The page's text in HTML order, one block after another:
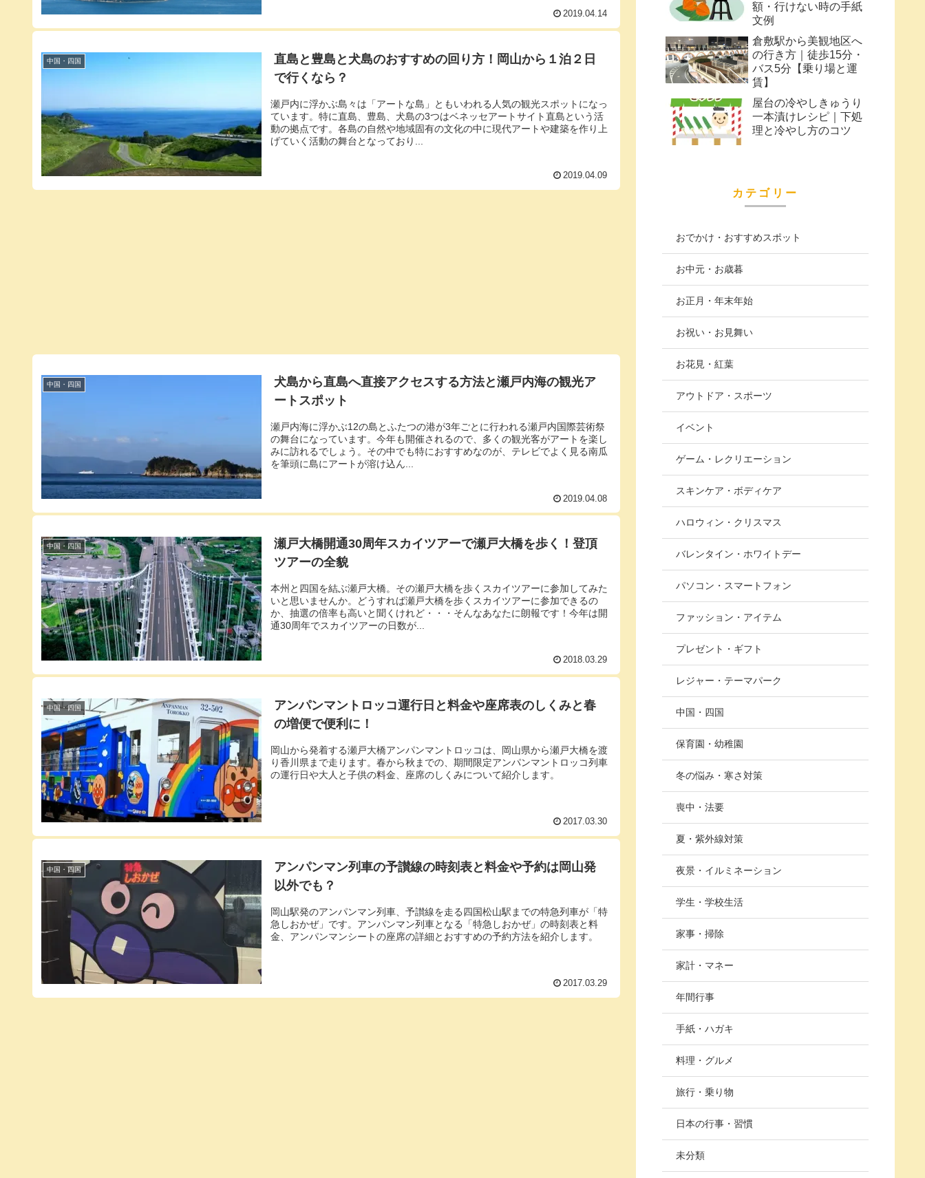
2019.04.14
中国・四国
直島と豊島と犬島のおすすめの回り方！岡山から１泊２日
で行くなら？
瀬戸内に浮かぶ島々は「アートな島」ともいわれる人気の観光スポットになっ
ています。特に直島、豊島、犬島の3つはベネッセアートサイト直島という活
動の拠点です。各島の自然や地域固有の文化の中に現代アートや建築を作り上
げていく活動の舞台となっており...
2019.04.09
中国・四国
犬島から直島へ直接アクセスする方法と瀬戸内海の観光ア
ートスポット
瀬戸内海に浮かぶ12の島とふたつの港が3年ごとに行われる瀬戸内国際芸術祭
の舞台になっています。今年も開催されるので、多くの観光客がアートを楽し
みに訪れるでしょう。その中でも特におすすめなのが、テレビでよく見る南瓜
を筆頭に島にアートが溶け込ん...
2019.04.08
中国・四国
瀬戸大橋開通30周年スカイツアーで瀬戸大橋を歩く！登頂
ツアーの全貌
本州と四国を結ぶ瀬戸大橋。その瀬戸大橋を歩くスカイツアーに参加してみた
いと思いませんか。どうすれば瀬戸大橋を歩くスカイツアーに参加できるの
か、抽選の倍率も高いと聞くけれど・・・そんなあなたに朗報です！今年は開
通30周年でスカイツアーの日数が...
2018.03.29
中国・四国
アンパンマントロッコ運行日と料金や座席表のしくみと春
の増便で便利に！
岡山から発着する瀬戸大橋アンパンマントロッコは、岡山県から瀬戸大橋を渡
り香川県まで走ります。春から秋までの、期間限定アンパンマントロッコ列車
の運行日や大人と子供の料金、座席のしくみについて紹介します。
2017.03.30
中国・四国
アンパンマン列車の予讃線の時刻表と料金や予約は岡山発
以外でも？
岡山駅発のアンパンマン列車、予讃線を走る四国松山駅までの特急列車が「特
急しおかぜ」です。アンパンマン列車となる「特急しおかぜ」の時刻表と料
金、アンパンマンシートの座席の詳細とおすすめの予約方法を紹介します。
2017.03.29
額・行けない時の手紙
文例
倉敷駅から美観地区へ
の行き方｜徒歩15分・
バス5分【乗り場と運
賃】
屋台の冷やしきゅうり
一本漬けレシピ｜下処
理と冷やし方のコツ
カテゴリー
おでかけ・おすすめスポット
お中元・お歳暮
お正月・年末年始
お祝い・お見舞い
お花見・紅葉
アウトドア・スポーツ
イベント
ゲーム・レクリエーション
スキンケア・ボディケア
ハロウィン・クリスマス
バレンタイン・ホワイトデー
パソコン・スマートフォン
ファッション・アイテム
プレゼント・ギフト
レジャー・テーマパーク
中国・四国
保育園・幼稚園
冬の悩み・寒さ対策
喪中・法要
夏・紫外線対策
夜景・イルミネーション
学生・学校生活
家事・掃除
家計・マネー
年間行事
手紙・ハガキ
料理・グルメ
旅行・乗り物
日本の行事・習慣
未分類